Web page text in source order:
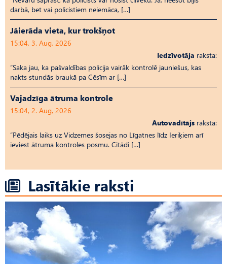
darbā, bet vai policistiem neiemāca, […]
Jāierāda vieta, kur trokšņot
15:04, 3. Aug, 2026
Iedzīvotāja raksta:
“Saka jau, ka pašvaldības policija vairāk kontrolē jauniešus, kas
nakts stundās braukā pa Cēsīm ar […]
Vajadzīga ātruma kontrole
15:04, 2. Aug, 2026
Autovadītājs raksta:
“Pēdējais laiks uz Vid­ze­mes šosejas no Līgatnes līdz Ieriķiem arī
ieviest ātruma kontroles posmu. Citādi […]
Lasītākie raksti